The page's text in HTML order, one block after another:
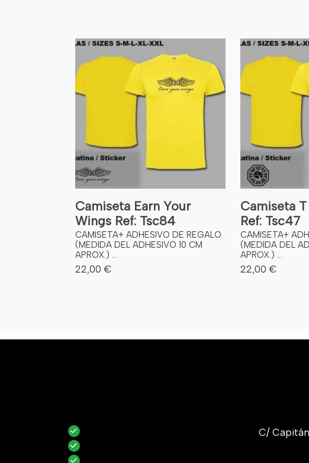
Camiseta Earn Your
Wings Ref: Tsc84
CAMISETA+ ADHESIVO DE REGALO.
(MEDIDA DEL ADHESIVO 10 CM
APROX.) ...
22,00 €
Camiseta
Ref: Tsc47
CAMISETA+
(MEDIDA DEL
APROX.) ...
22,00 €
C/